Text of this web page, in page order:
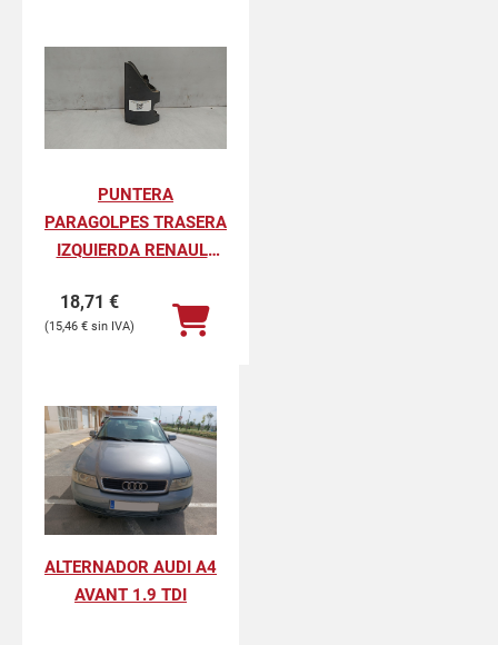
PUNTERA
PARAGOLPES TRASERA
IZQUIERDA RENAULT
PROFESIONAL
18,71 €
15,46 €
ALTERNADOR AUDI A4
AVANT 1.9 TDI